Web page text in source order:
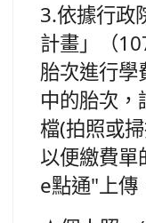
3.依據行政
計畫」（
胎次進行學
中的胎次
檔(拍照或
以便繳費單
e點通"上傳